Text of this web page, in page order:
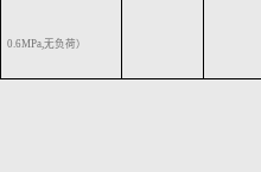
0.6MPa,无负荷）